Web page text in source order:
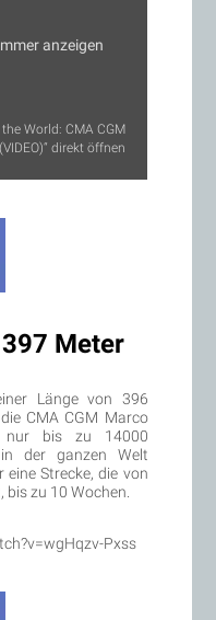
anzeigen
World: CMA CGM
direkt öffnen
Meter
Länge von 396
CMA CGM Marco
nur bis zu 14000
der ganzen Welt
Strecke, die von
zu 10 Wochen.
Pxss